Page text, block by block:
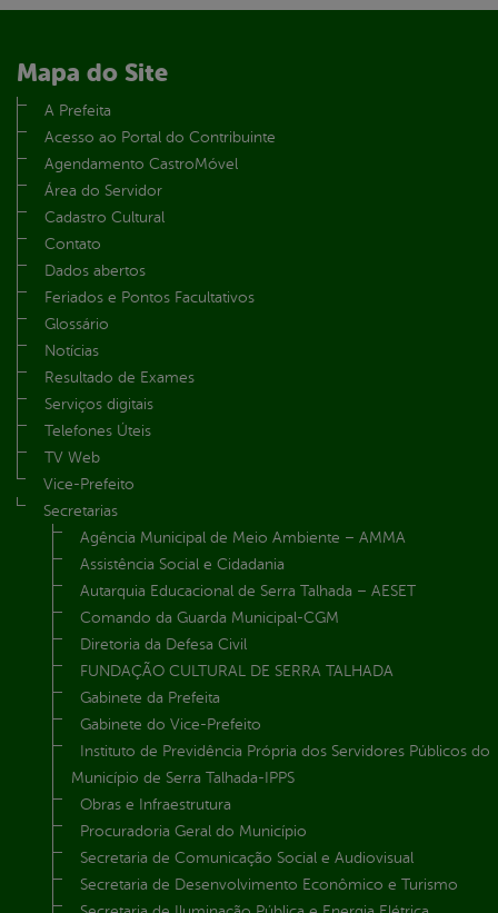
Mapa do Site
A Prefeita
Acesso ao Portal do Contribuinte
Agendamento CastroMóvel
Área do Servidor
Cadastro Cultural
Contato
Dados abertos
Feriados e Pontos Facultativos
Glossário
Notícias
Resultado de Exames
Serviços digitais
Telefones Úteis
TV Web
Vice-Prefeito
Secretarias
Agência Municipal de Meio Ambiente – AMMA
Assistência Social e Cidadania
Autarquia Educacional de Serra Talhada – AESET
Comando da Guarda Municipal-CGM
Diretoria da Defesa Civil
FUNDAÇÃO CULTURAL DE SERRA TALHADA
Gabinete da Prefeita
Gabinete do Vice-Prefeito
Instituto de Previdência Própria dos Servidores Públicos do
Município de Serra Talhada-IPPS
Obras e Infraestrutura
Procuradoria Geral do Município
Secretaria de Comunicação Social e Audiovisual
Secretaria de Desenvolvimento Econômico e Turismo